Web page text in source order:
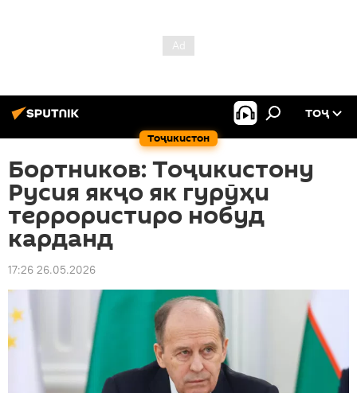
Тоҷикистон
ТОҶ
Бортников: Тоҷикистону
Русия якҷо як гурӯҳи
террористиро нобуд
карданд
17:26 26.05.2026